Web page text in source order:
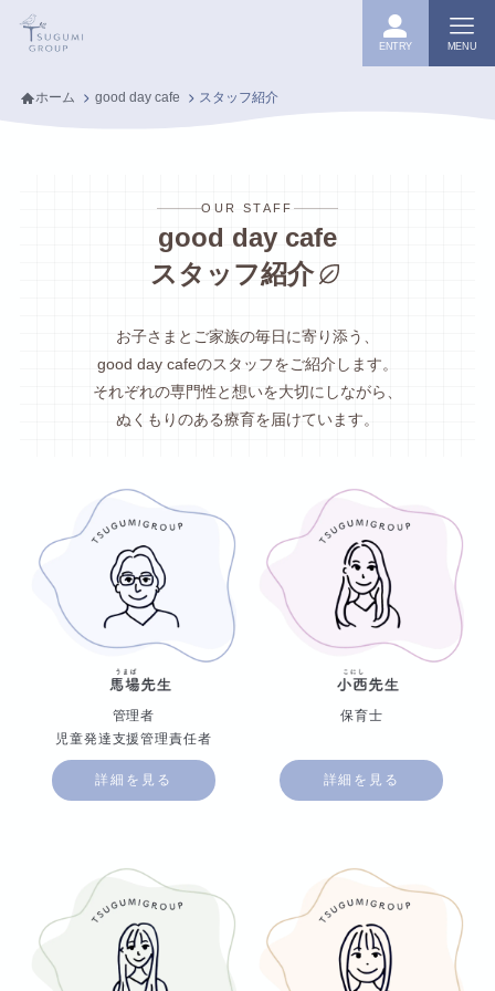
ENTRY MENU
ホーム good day cafe スタッフ紹介
OUR STAFF
good day cafe
スタッフ紹介
お子さまとご家族の毎日に寄り添う、
good day cafeのスタッフをご紹介します。
それぞれの専門性と想いを大切にしながら、
ぬくもりのある療育を届けています。
管理者
児童発達支援管理責任者
詳細を見る
役職
保育士
詳細を見る
役職
役職
役職